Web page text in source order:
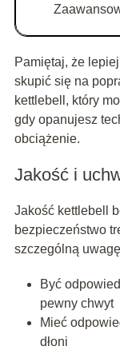
Pamiętaj, że
skupić się na
kettlebell, który
gdy opanujesz
obciążenie.
Jakość i
Jakość kettlebell
bezpieczeństwo
szczególną
Być
pewny chwyt
Mieć
dłoni